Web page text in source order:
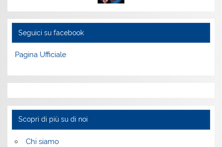
Seguici su facebook
Pagina Ufficiale
Scopri di più su di noi
Chi siamo